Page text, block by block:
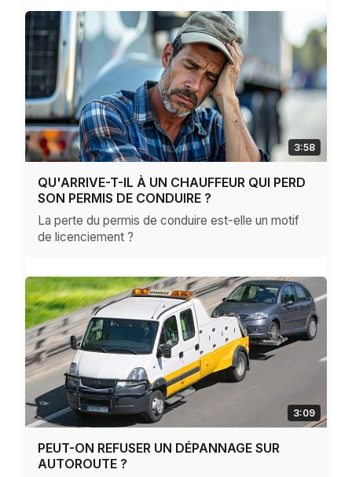
3:58
QU'ARRIVE-T-IL À UN CHAUFFEUR QUI PERD
SON PERMIS DE CONDUIRE ?
La perte du permis de conduire est-elle un motif
de licenciement ?
3:09
PEUT-ON REFUSER UN DÉPANNAGE SUR
AUTOROUTE ?